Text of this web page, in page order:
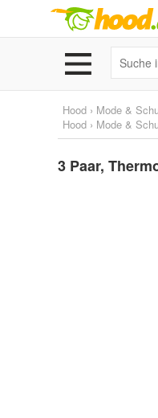
Hood › Mode &
Hood › Mode &
3 Paar,